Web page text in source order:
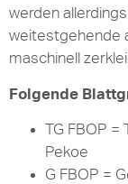
werden
weitestgehende
maschinell
Folgende
TG FBOP =
Pekoe
G FBOP =